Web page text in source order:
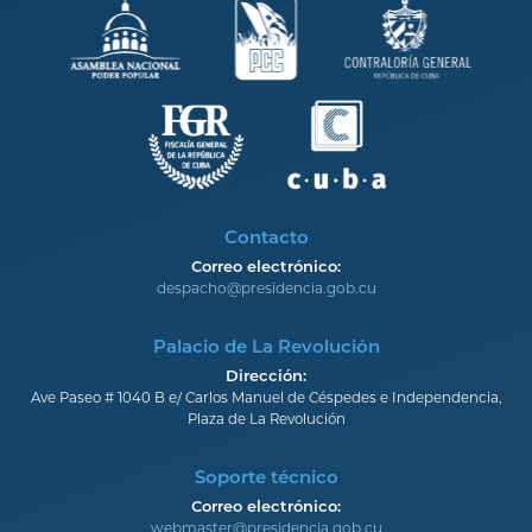
Contacto
Correo electrónico:
despacho@presidencia.gob.cu
Palacio de La Revolución
Dirección:
Ave Paseo # 1040 B e/ Carlos Manuel de Céspedes e Independencia,
Plaza de La Revolución
Soporte técnico
Correo electrónico:
webmaster@presidencia.gob.cu